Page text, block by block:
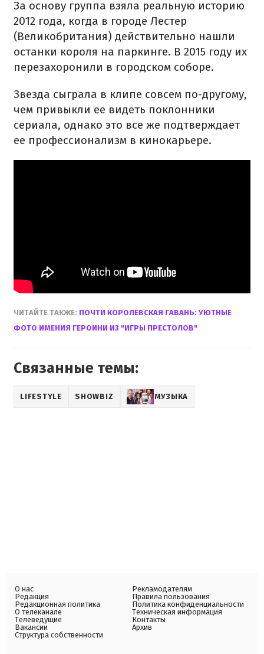
За основу группа взяла реальную историю
2012 года, когда в городе Лестер
(Великобритания) действительно нашли
останки короля на паркинге. В 2015 году их
перезахоронили в городском соборе.
Звезда сыграла в клипе совсем по-другому,
чем привыкли ее видеть поклонники
сериала, однако это все же подтверждает
ее профессионализм в кинокарьере.
ЧИТАЙТЕ ТАКЖЕ: ПОЧТИ КОРОЛЕВСКАЯ ГАВАНЬ: УЮТНЫЕ
ФОТО ИМЕНИЯ ГЕРОИНИ ИЗ "ИГРЫ ПРЕСТОЛОВ"
Связанные темы:
LIFESTYLE SHOWBIZ МУЗЫКА
О нас
Редакция
Редакционная политика
О телеканале
Телеведущие
Вакансии
Структура собственности
Рекламодателям
Правила пользования
Политика конфиденциальности
Техническая информация
Контакты
Архив